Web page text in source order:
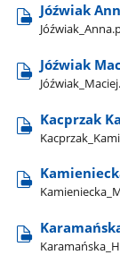
Jóźwiak
Jóźwiak
Kacprzak